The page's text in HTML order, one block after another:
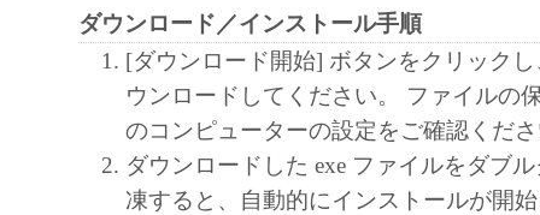
ダウンロード／インストール手順
[ダウンロード開始] ボタンをクリック
ウンロードしてください。 ファイルの
のコンピューターの設定をご確認くだ
ダウンロードした exe ファイルをダブ
凍すると、自動的にインストールが開